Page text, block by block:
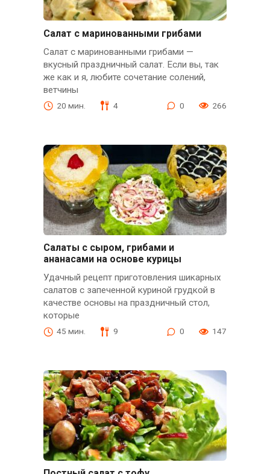
Салат с маринованными грибами
Салат с маринованными грибами —
вкусный праздничный салат. Если вы, так
же как и я, любите сочетание солений,
ветчины
20 мин. 4 0 266
Салаты с сыром, грибами и
ананасами на основе курицы
Удачный рецепт приготовления шикарных
салатов с запеченной куриной грудкой в
качестве основы на праздничный стол,
которые
45 мин. 9 0 147